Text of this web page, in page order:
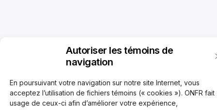
Autoriser les témoins de
navigation
En poursuivant votre navigation sur notre site Internet, vous
acceptez l’utilisation de fichiers témoins (« cookies »). ONFR fait
usage de ceux-ci afin d’améliorer votre expérience,